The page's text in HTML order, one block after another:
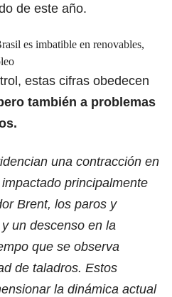
de este año.
es imbatible en renovables,
estas cifras obedecen
también a problemas
una contracción en
principalmente
Brent, los paros y
un descenso en la
que se observa
de taladros. Estos
la dinámica actual